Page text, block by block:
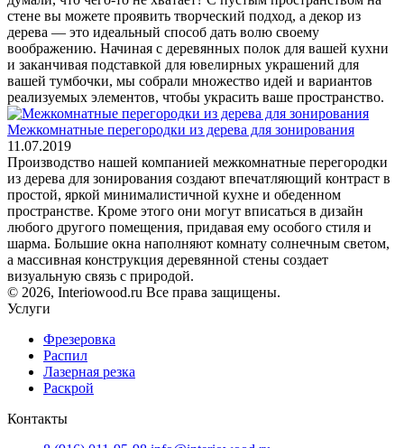
стене вы можете проявить творческий подход, а декор из
дерева — это идеальный способ дать волю своему
воображению. Начиная с деревянных полок для вашей кухни
и заканчивая подставкой для ювелирных украшений для
вашей тумбочки, мы собрали множество идей и вариантов
реализуемых элементов, чтобы украсить ваше пространство.
Межкомнатные перегородки из дерева для зонирования
11.07.2019
Производство нашей компанией межкомнатные перегородки
из дерева для зонирования создают впечатляющий контраст в
простой, яркой минималистичной кухне и обеденном
пространстве. Кроме этого они могут вписаться в дизайн
любого другого помещения, придавая ему особого стиля и
шарма. Большие окна наполняют комнату солнечным светом,
а массивная конструкция деревянной стены создает
визуальную связь с природой.
© 2026, Interiowood.ru Все права защищены.
Услуги
Фрезеровка
Распил
Лазерная резка
Раскрой
Контакты